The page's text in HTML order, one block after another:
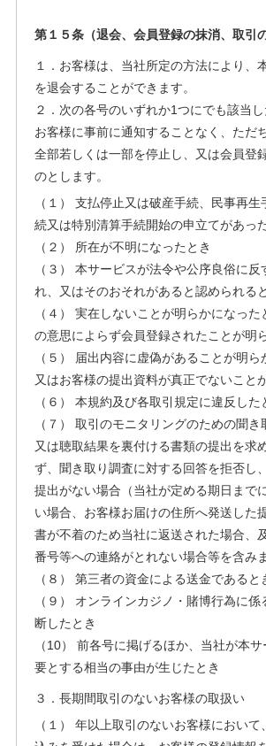
第１５条（退会、会員登録の抹消、取引
１．お客様は、当社所定の方法により、
を退会することができます。
２．次の各号のいずれか1つにでも該当
お客様に事前に通知することなく、ただ
全部若しくは一部を停止し、又は会員登
のとします。
（１） 支払停止又は破産手続、民事再
続又は特別清算手続開始の申立てがあっ
（２） 所在が不明になったとき
（３） 本サービスが法令や公序良俗に反
れ、又はそのおそれがあると認められる
（４） 実在しないことが明らかになっ
の意思によらず会員登録されたことが明
（５） 届出内容に虚偽があることが明ら
又はお客様の提出資料が真正でないこと
（６） 本規約及び各取引規定に違反した
（７） 取引のモニタリングのための聞き
又は聴取結果を裏付ける書類の提出を求
ず、聞き取り調査に対する回答を拒否し
提出がない場合（当社が定める期日まで
い場合、お客様お届けの住所へ発送した
書が不着のため当社に返送された場合、
番号等への連絡がとれない場合等を含みま
（８） 第三者の資金による送金であると
（９） オンラインカジノ・賭博行為に係
断したとき
（10） 前各号に掲げるほか、当社が本
要とする相当の事由が生じたとき
３．長期間取引のないお客様の取扱い
（１） 年以上取引のないお客様において